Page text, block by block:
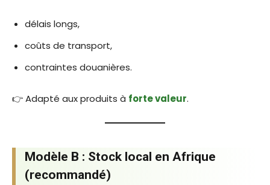
délais longs,
coûts de transport,
contraintes douanières.
👉 Adapté aux produits à forte valeur.
Modèle B : Stock local en Afrique
(recommandé)